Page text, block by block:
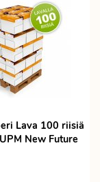
Lava 100 riisiä
New Future